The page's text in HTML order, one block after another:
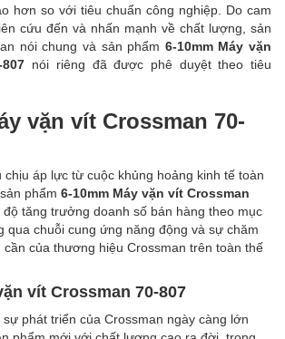
hơn so với tiêu chuẩn công nghiệp. Do cam
cứu đến và nhấn mạnh về chất lượng, sản
nói chung và sản phẩm 6-10mm Máy vặn
nói riêng đã được phê duyệt theo tiêu
vặn vít Crossman 70-
chịu áp lực từ cuộc khủng hoảng kinh tế toàn
phẩm 6-10mm Máy vặn vít Crossman
độ tăng trưởng doanh số bán hàng theo mục
qua chuỗi cung ứng năng động và sự chăm
cần của thương hiệu Crossman trên toàn thế
vít Crossman 70-807
phát triển của Crossman ngày càng lớn